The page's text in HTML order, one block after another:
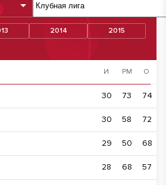
2014
2015
И РМ О
30 73 74
30 58 72
29 50 68
28 68 57